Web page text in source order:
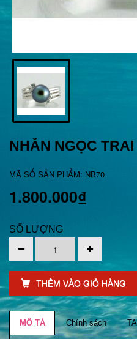
NHẪN NGỌC
MÃ SỐ SẢN PHẨM: NB70
1.800.000₫
SỐ LƯỢNG
THÊM VÀO GIỎ HÀNG
MÔ TẢ Chính sách